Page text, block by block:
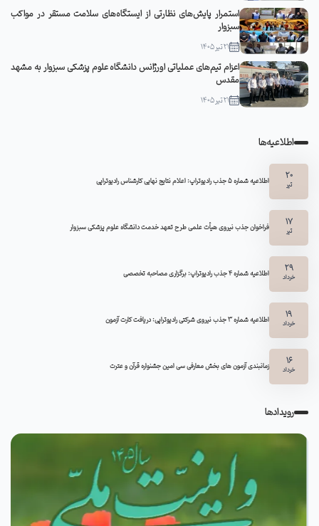
استمرار پایش‌های نظارتی از ایستگاه‌های سلامت مستقر در مواکب
سبزوار
21 تیر 1405
اعزام تیم‌های عملیاتی اورژانس دانشگاه علوم پزشکی سبزوار به مشهد
مقدس
21 تیر 1405
اطلاعیه‌ها
20
تیر اطلاعیه شماره 5 جذب رادیوتراپ: اعلام نتایج نهایی کارشناس رادیوتراپی
17
تیر فراخوان جذب نیروی هیأت علمی طرح تعهد خدمت دانشگاه علوم پزشکی سبزوار
29
خرداد اطلاعیه شماره ۴ جذب رادیوتراپ: برگزاری مصاحبه تخصصی
19
خرداد اطلاعیه شماره 3 جذب نیروی شرکتی رادیوتراپی: دریافت کارت آزمون
16
خرداد زمانبندی آزمون های بخش معارفی سی امین جشنواره قرآن و عترت
رویدادها